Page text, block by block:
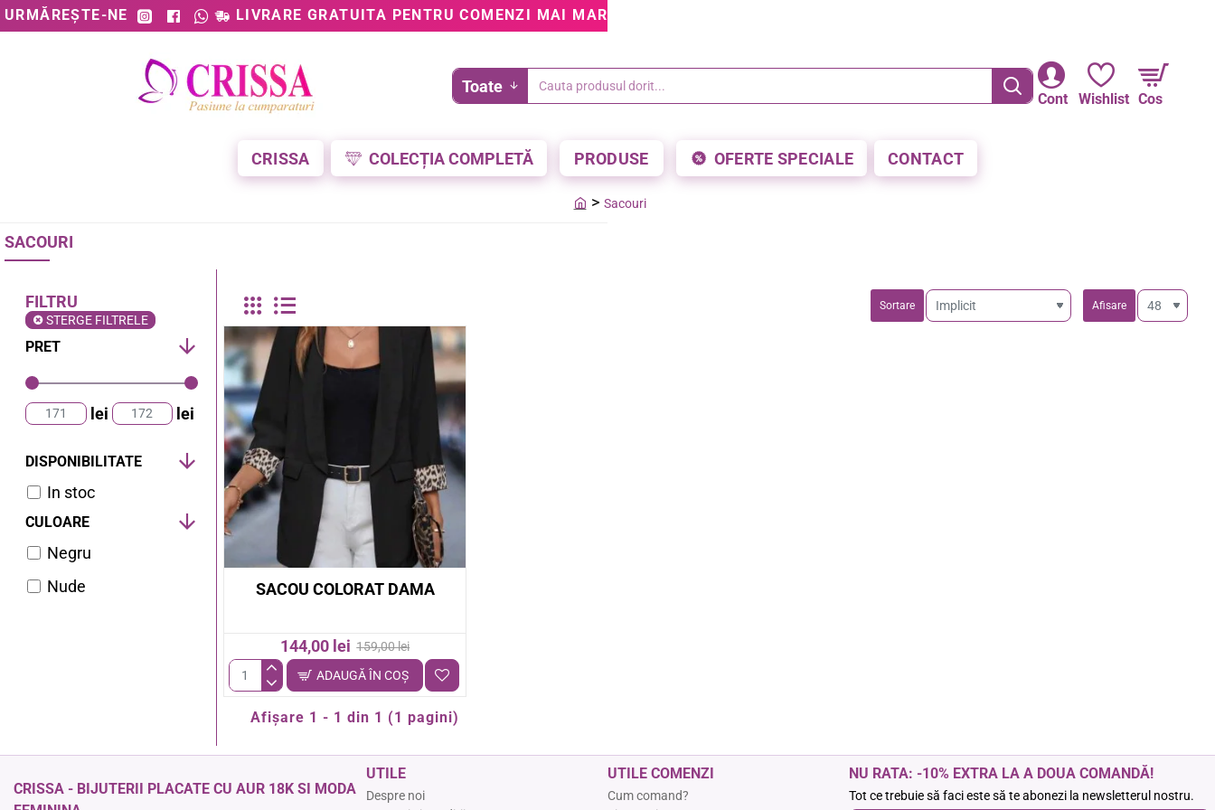
URMĂREȘTE-NE LIVRARE GRATUITA PENTRU COMENZI MAI MARI DE 199 LEI • 5% REDUCERE LA PLATA CU CARDUL
Cont Wishlist Cos
Toate
Cauta
CRISSA COLECȚIA COMPLETĂ PRODUSE OFERTE SPECIALE CONTACT
SACOURI
Sacouri
FILTRU
STERGE FILTRELE
PRET
lei lei
DISPONIBILITATE
In stoc
CULOARE
Negru
Nude
Sortare Afisare
-9%
SACOU COLORAT DAMA
144,00 lei 159,00 lei
Sacou
colorat
ADAUGĂ ÎN COŞ
Afişare 1 - 1 din 1 (1 pagini)
CRISSA - BIJUTERII PLACATE CU AUR 18K SI MODA
UTILE
Despre noi
UTILE COMENZI
Cum comand?
NU RATA: -10% EXTRA LA A DOUA COMANDĂ!
Tot ce trebuie să faci este să te abonezi la newsletterul nostru.